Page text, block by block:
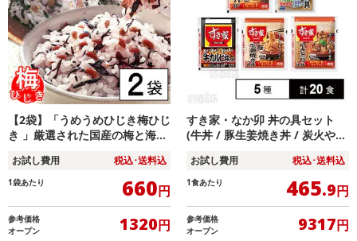
【2袋】「うめうめひじき梅ひじ
き 」厳選された国産の梅と海の
き”が美味い
お試し費用 税込･送料込
1袋あたり 660円
参考価格
オープン
1320円
すき家・なか卯 丼の具セット
(牛丼 / 豚生姜焼き丼 / 炭火やき
お試し費用 税込･送料込
1食あたり 465.9円
参考価格
オープン
9317円